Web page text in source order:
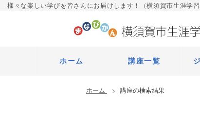
様々な楽しい学びを皆さんにお届けします！（横須賀市生涯学
ホーム 講座一覧
ホーム 講座の検索結果